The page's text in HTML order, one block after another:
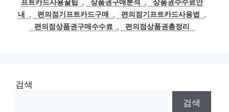
리
프트카드사용꿀팁
, 상품권구매분석 ,
상품권수수료안
내
, 편의점기프트카드구매 , 편의점기프트카드사용법
,
편의점상품권구매수수료
, 편의점상품권총정리
검색
검색